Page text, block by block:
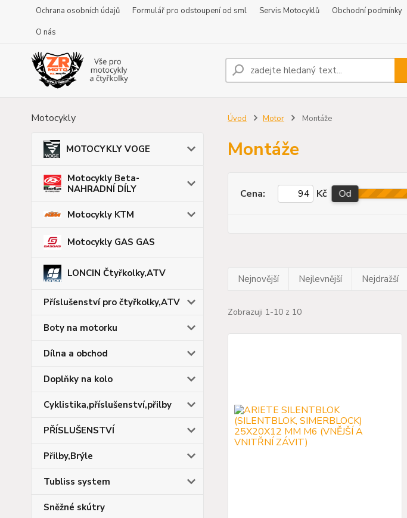
Ochrana osobních údajů Formulář pro odstoupení od sml Servis Motocyklů Obchodní podmínky
O nás
Motocykly
MOTOCYKLY VOGE
Motocykly Beta-
NAHRADNÍ DÍLY
Motocykly KTM
Motocykly GAS GAS
LONCIN Čtyřkolky,ATV
Příslušenství pro čtyřkolky,ATV
Boty na motorku
Dílna a obchod
Doplňky na kolo
Cyklistika,příslušenství,přilby
PŘÍSLUŠENSTVÍ
Přilby,Brýle
Tubliss system
Sněžné skútry
Úvod Motor Montáže
Montáže
Cena: Kč Od
Nejnovější Nejlevnější Nejdražší
Zobrazuji 1-10 z 10